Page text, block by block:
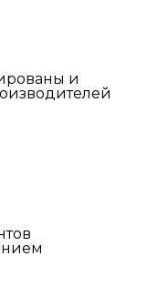
и